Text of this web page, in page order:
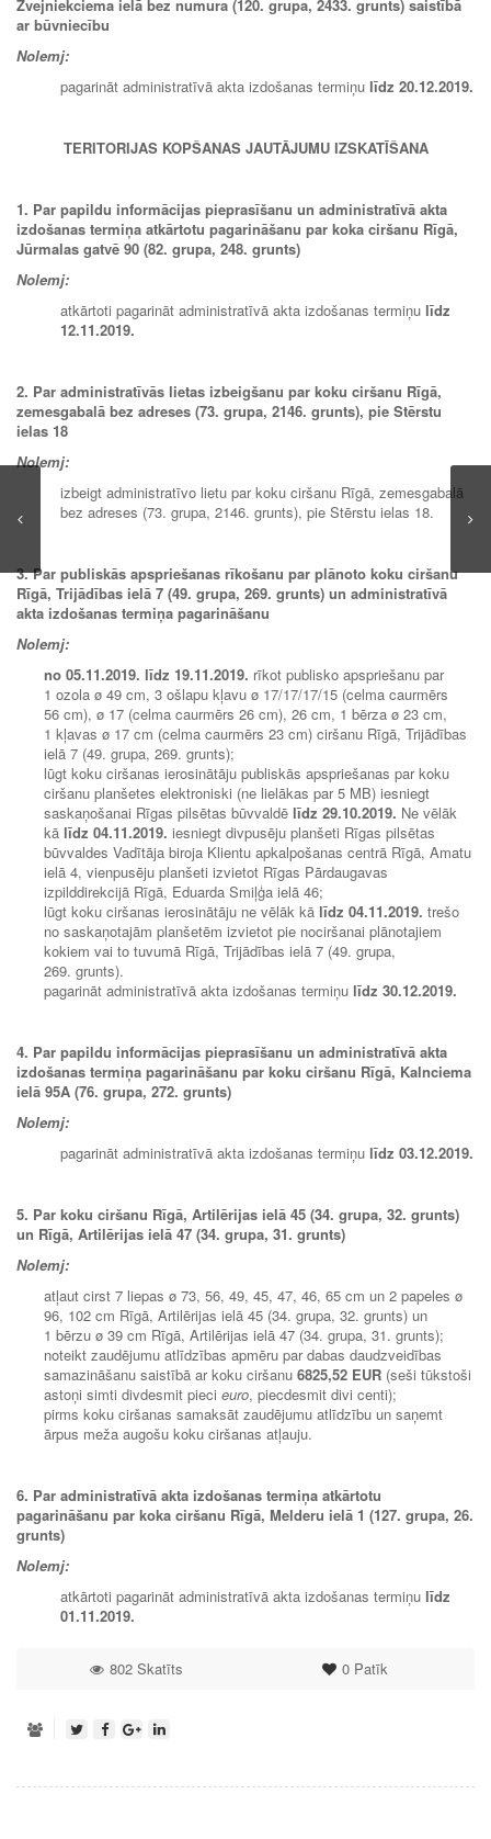
Zvejniekciema ielā bez numura (120. grupa, 2433. grunts) saistībā
ar būvniecību
Nolemj:
pagarināt administratīvā akta izdošanas termiņu līdz 20.12.2019.
TERITORIJAS KOPŠANAS JAUTĀJUMU IZSKATĪŠANA
1. Par papildu informācijas pieprasīšanu un administratīvā akta
izdošanas termiņa atkārtotu pagarināšanu par koka ciršanu Rīgā,
Jūrmalas gatvē 90 (82. grupa, 248. grunts)
Nolemj:
atkārtoti pagarināt administratīvā akta izdošanas termiņu līdz
12.11.2019.
2. Par administratīvās lietas izbeigšanu par koku ciršanu Rīgā,
zemesgabalā bez adreses (73. grupa, 2146. grunts), pie Stērstu
ielas 18
Nolemj:
izbeigt administratīvo lietu par koku ciršanu Rīgā, zemesgabalā
bez adreses (73. grupa, 2146. grunts), pie Stērstu ielas 18.
3. Par publiskās apspriešanas rīkošanu par plānoto koku ciršanu
Rīgā, Trijādības ielā 7 (49. grupa, 269. grunts) un administratīvā
akta izdošanas termiņa pagarināšanu
Nolemj:
no 05.11.2019. līdz 19.11.2019. rīkot publisko apspriešanu par
1 ozola ø 49 cm, 3 ošlapu kļavu ø 17/17/17/15 (celma caurmērs
56 cm), ø 17 (celma caurmērs 26 cm), 26 cm, 1 bērza ø 23 cm,
1 kļavas ø 17 cm (celma caurmērs 23 cm) ciršanu Rīgā, Trijādības
ielā 7 (49. grupa, 269. grunts);
lūgt koku ciršanas ierosinātāju publiskās apspriešanas par koku
ciršanu planšetes elektroniski (ne lielākas par 5 MB) iesniegt
saskaņošanai Rīgas pilsētas būvvaldē līdz 29.10.2019. Ne vēlāk
kā līdz 04.11.2019. iesniegt divpusēju planšeti Rīgas pilsētas
būvvaldes Vadītāja biroja Klientu apkalpošanas centrā Rīgā, Amatu
ielā 4, vienpusēju planšeti izvietot Rīgas Pārdaugavas
izpilddirekcijā Rīgā, Eduarda Smiļģa ielā 46;
lūgt koku ciršanas ierosinātāju ne vēlāk kā līdz 04.11.2019. trešo
no saskaņotajām planšetēm izvietot pie nociršanai plānotajiem
kokiem vai to tuvumā Rīgā, Trijādības ielā 7 (49. grupa,
269. grunts).
pagarināt administratīvā akta izdošanas termiņu līdz 30.12.2019.
4. Par papildu informācijas pieprasīšanu un administratīvā akta
izdošanas termiņa pagarināšanu par koku ciršanu Rīgā, Kalnciema
ielā 95A (76. grupa, 272. grunts)
Nolemj:
pagarināt administratīvā akta izdošanas termiņu līdz 03.12.2019.
5. Par koku ciršanu Rīgā, Artilērijas ielā 45 (34. grupa, 32. grunts)
un Rīgā, Artilērijas ielā 47 (34. grupa, 31. grunts)
Nolemj:
atļaut cirst 7 liepas ø 73, 56, 49, 45, 47, 46, 65 cm un 2 papeles ø
96, 102 cm Rīgā, Artilērijas ielā 45 (34. grupa, 32. grunts) un
1 bērzu ø 39 cm Rīgā, Artilērijas ielā 47 (34. grupa, 31. grunts);
noteikt zaudējumu atlīdzības apmēru par dabas daudzveidības
samazināšanu saistībā ar koku ciršanu 6825,52 EUR (seši tūkstoši
astoņi simti divdesmit pieci euro, piecdesmit divi centi);
pirms koku ciršanas samaksāt zaudējumu atlīdzību un saņemt
ārpus meža augošu koku ciršanas atļauju.
6. Par administratīvā akta izdošanas termiņa atkārtotu
pagarināšanu par koka ciršanu Rīgā, Melderu ielā 1 (127. grupa, 26.
grunts)
Nolemj:
atkārtoti pagarināt administratīvā akta izdošanas termiņu līdz
01.11.2019.
0Patīk
802 Skatīts